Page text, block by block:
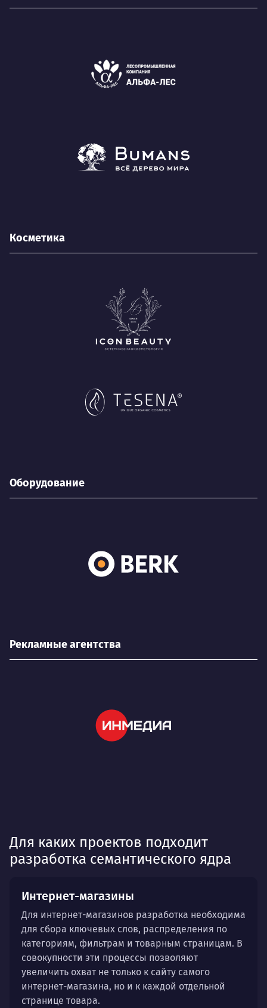
Косметика
Оборудование
Рекламные агентства
Для каких проектов подходит
разработка семантического ядра
Интернет-магазины
Для интернет-магазинов разработка необходима
для сбора ключевых слов, распределения по
категориям, фильтрам и товарным страницам. В
совокупности эти процессы позволяют
увеличить охват не только к сайту самого
интернет-магазина, но и к каждой отдельной
странице товара.